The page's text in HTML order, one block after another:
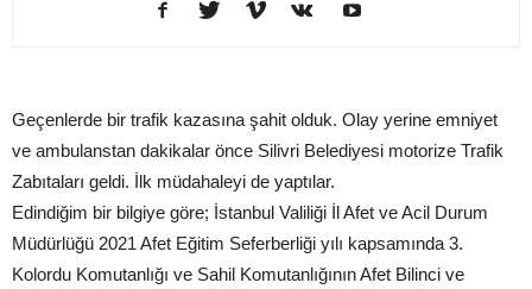
Geçenlerde bir trafik kazasına şahit olduk. Olay yerine emniyet
ve ambulanstan dakikalar önce Silivri Belediyesi motorize Trafik
Zabıtaları geldi. İlk müdahaleyi de yaptılar.
Edindiğim bir bilgiye göre; İstanbul Valiliği İl Afet ve Acil Durum
Müdürlüğü 2021 Afet Eğitim Seferberliği yılı kapsamında 3.
Kolordu Komutanlığı ve Sahil Komutanlığının Afet Bilinci ve